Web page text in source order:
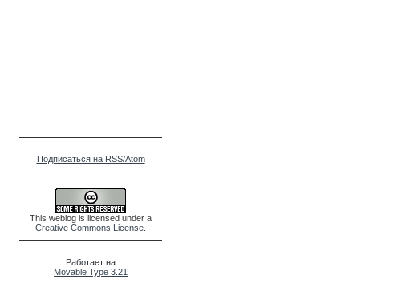
Подписаться на RSS/Atom
This weblog is licensed under a
Creative Commons License
Работает на
Movable Type 3.21